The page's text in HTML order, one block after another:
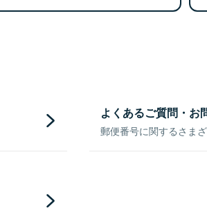
よくあるご質問・お
郵便番号に関するさま